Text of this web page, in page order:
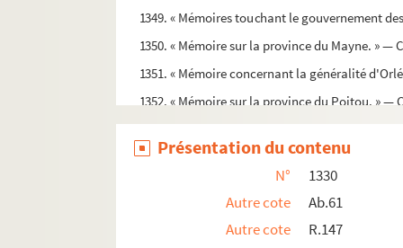
1349. « Mémoires touchant le gouvernement
1350. « Mémoire sur la province du Mayne. »
1351. « Mémoire concernant la généralité
1352. « Mémoire sur la province du Poitou. »
1353. « Mémoire concernant la généralité de
1354. « Mémoires concernant les provinces du
1355. « Table des censitaires de la paroisse
1356. « Chorographia Provinciae Julii
1357. « Mémoire sur la Provence. » — État
Présentation du contenu
N°
1330
Autre cote
Ab.61
Autre cote
R.147